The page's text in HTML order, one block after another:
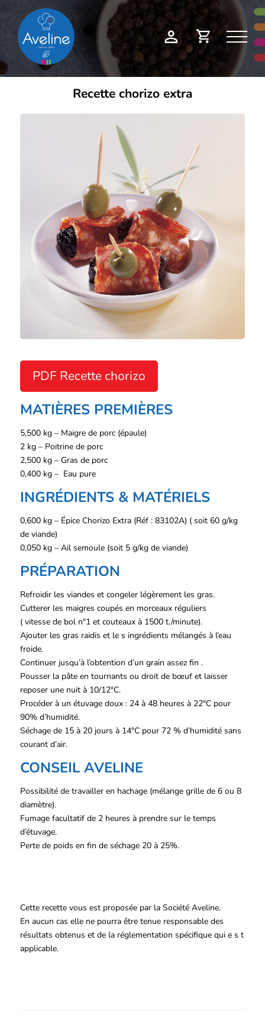
Mon
compte
Demande
de
devis
Recette chorizo extra
PDF Recette chorizo
MATIÈRES PREMIÈRES
5,500 kg – Maigre de porc (épaule)
2 kg – Poitrine de porc
2,500 kg – Gras de porc
0,400 kg – Eau pure
INGRÉDIENTS & MATÉRIELS
0,600 kg – Épice Chorizo Extra (Réf : 83102A) ( soit 60 g/kg
de viande)
0,050 kg – Ail semoule (soit 5 g/kg de viande)
PRÉPARATION
Refroidir les viandes et congeler légèrement les gras.
Cutterer les maigres coupés en morceaux réguliers
( vitesse de bol n°1 et couteaux à 1500 t./minute).
Ajouter les gras raidis et le s ingrédients mélangés à l’eau
froide.
Continuer jusqu’à l’obtention d’un grain assez fin .
Pousser la pâte en tournants ou droit de bœufet laisser
reposer une nuit à 10/12°C.
Procéder à un étuvage doux : 24 à 48 heures à 22°C pour
90% d’humidité.
Séchage de 15 à 20 jours à 14°C pour 72 % d’humidité sans
courant d’air.
CONSEIL AVELINE
Possibilité de travailler en hachage (mélange grille de 6 ou 8
diamètre).
Fumage facultatif de 2 heures à prendre sur le temps
d’étuvage.
Perte de poids en fin de séchage 20 à 25%.
Cette recette vous est proposée par la Société Aveline.
En aucun cas elle ne pourra être tenue responsable des
résultats obtenus et de la réglementation spécifique qui e s t
applicable.
Panneau de gestion des cookies